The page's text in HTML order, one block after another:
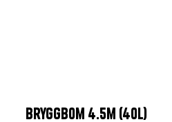
Bryggbom 4.5m (40l)